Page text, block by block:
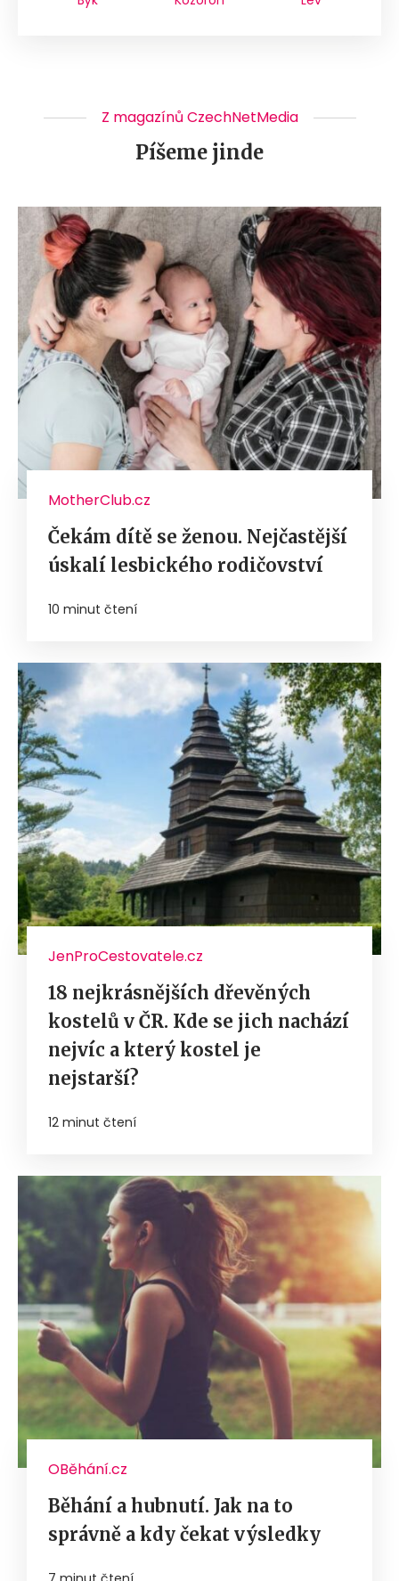
Z magazínů CzechNetMedia
Píšeme jinde
MotherClub.cz
Čekám dítě se ženou. Nejčastější
úskalí lesbického rodičovství
10 minut čtení
JenProCestovatele.cz
18 nejkrásnějších dřevěných
kostelů v ČR. Kde se jich nachází
nejvíc a který kostel je
nejstarší?
12 minut čtení
OBěhání.cz
Běhání a hubnutí. Jak na to
správně a kdy čekat výsledky